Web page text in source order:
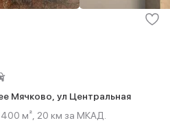
Мячково, ул Центральная
м², 20 км за МКАД.